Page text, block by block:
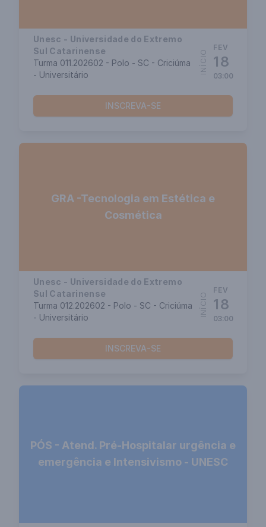
Unesc - Universidade do Extremo
Sul Catarinense
Turma 011.202602 - Polo - SC - Criciúma
- Universitário
INÍCIO
FEV
18
03:00
INSCREVA-SE
GRA -Tecnologia em Estética e
Cosmética
Unesc - Universidade do Extremo
Sul Catarinense
Turma 012.202602 - Polo - SC - Criciúma
- Universitário
INÍCIO
FEV
18
03:00
INSCREVA-SE
PÓS - Atend. Pré-Hospitalar urgência e
emergência e Intensivismo - UNESC